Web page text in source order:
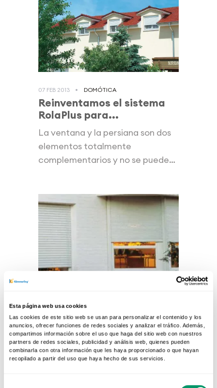
Esta página web usa cookies
Las cookies de este sitio web se usan para personalizar el contenido y los
anuncios, ofrecer funciones de redes sociales y analizar el tráfico. Además,
compartimos información sobre el uso que haga del sitio web con nuestros
partners de redes sociales, publicidad y análisis web, quienes pueden
combinarla con otra información que les haya proporcionado o que hayan
recopilado a partir del uso que haya hecho de sus servicios.
07 FEB 2013 DOMÓTICA
Reinventamos el sistema
RolaPlus para...
La ventana y la persiana son dos
elementos totalmente
complementarios y no se pueden
Persianas, funciones y
componentes
La ventana con las mejores
prestaciones puede quedar